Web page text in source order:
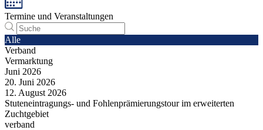
Termine und Veranstaltungen
Alle
Verband
Vermarktung
Juni 2026
20. Juni 2026
12. August 2026
Stuteneintragungs- und Fohlenprämierungstour im erweiterten
Zuchtgebiet
verband